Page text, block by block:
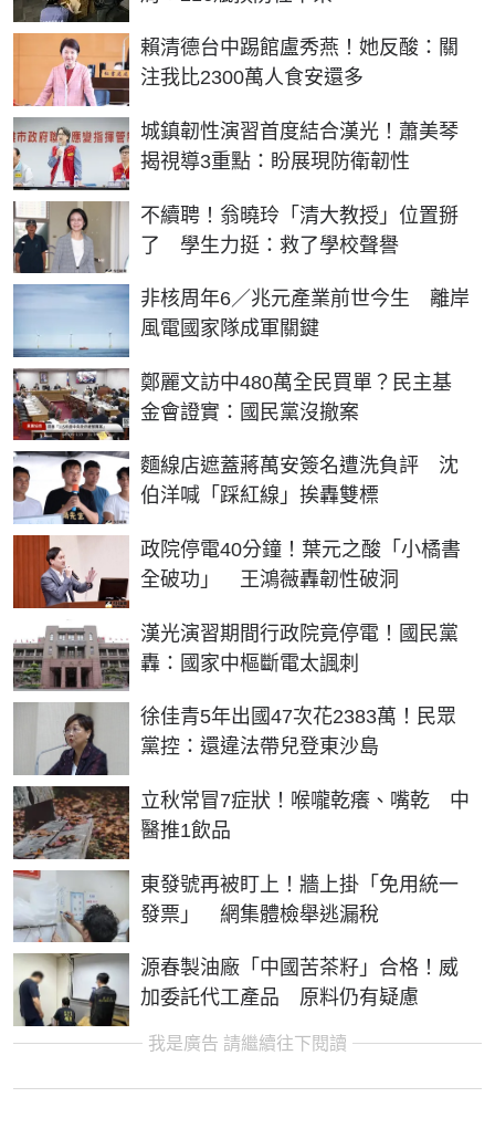
賴清德台中踢館盧秀燕！她反酸：關
注我比2300萬人食安還多
城鎮韌性演習首度結合漢光！蕭美琴
揭視導3重點：盼展現防衛韌性
不續聘！翁曉玲「清大教授」位置掰
了 學生力挺：救了學校聲譽
非核周年6／兆元產業前世今生 離岸
風電國家隊成軍關鍵
鄭麗文訪中480萬全民買單？民主基
金會證實：國民黨沒撤案
麵線店遮蓋蔣萬安簽名遭洗負評 沈
伯洋喊「踩紅線」挨轟雙標
政院停電40分鐘！葉元之酸「小橘書
全破功」 王鴻薇轟韌性破洞
漢光演習期間行政院竟停電！國民黨
轟：國家中樞斷電太諷刺
徐佳青5年出國47次花2383萬！民眾
黨控：還違法帶兒登東沙島
立秋常冒7症狀！喉嚨乾癢、嘴乾 中
醫推1飲品
東發號再被盯上！牆上掛「免用統一
發票」 網集體檢舉逃漏稅
源春製油廠「中國苦茶籽」合格！威
加委託代工產品 原料仍有疑慮
我是廣告 請繼續往下閱讀